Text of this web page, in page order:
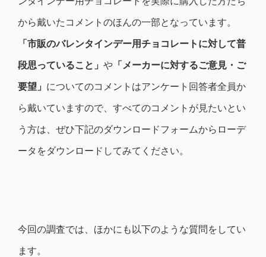
から戴いたコメントのほんの一部となっています。
「市販のバレンタインデー用チョコレートに対して普
段思っていること」 や 「メーカーに対するご意見・ご
要望」 についてのコメントはアンケート回答者全員か
ら戴いていますので、すべてのコメントが見たいとい
う方は、ぜひ下記のダウンロードフォームからローデ
ータをダウンロードしてみてください。
今回の調査では、ほかにも以下のような質問をしてい
ます。